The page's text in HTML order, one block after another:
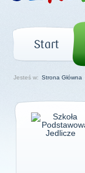
Start
Jesteś w: Strona Główna